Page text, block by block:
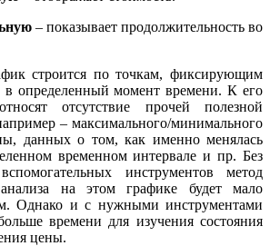
– показывает продолжительность во
строится по точкам, фиксирующим
в определенный момент времени. К его
отсутствие прочей полезной
– максимального/минимального
данных о том, как именно менялась
временном интервале и пр. Без
инструментов метод
анализа на этом графике будет мало
Однако и с нужными инструментами
времени для изучения состояния
цены.